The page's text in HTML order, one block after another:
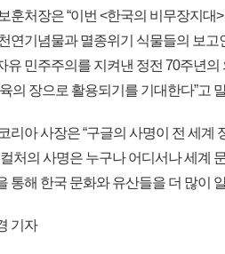
훈처장은 “이번 <한국의 비무장지대
연기념물과 멸종위기 식물들의 보
유 민주주의를 지켜낸 정전 70주년
의 장으로 활용되기를 기대한다”고
리아 사장은 “구글의 사명이 전 세계
처의 사명은 누구나 어디서나 세계
통해 한국 문화와 유산들을 더 많이
기자